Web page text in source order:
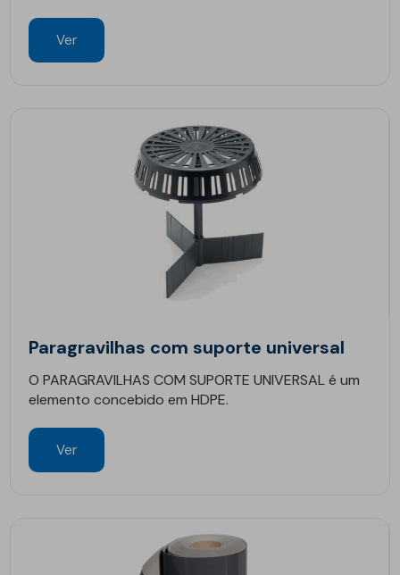
Ver
Paragravilhas com suporte universal
O PARAGRAVILHAS COM SUPORTE UNIVERSAL é um
elemento concebido em HDPE.
Ver